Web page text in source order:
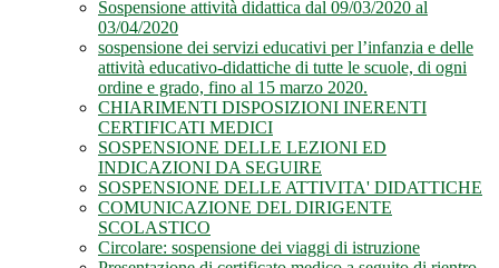
Sospensione attività didattica dal 09/03/2020 al
03/04/2020
sospensione dei servizi educativi per l’infanzia e delle
attività educativo-didattiche di tutte le scuole, di ogni
ordine e grado, fino al 15 marzo 2020.
CHIARIMENTI DISPOSIZIONI INERENTI
CERTIFICATI MEDICI
SOSPENSIONE DELLE LEZIONI ED
INDICAZIONI DA SEGUIRE
SOSPENSIONE DELLE ATTIVITA' DIDATTICHE
COMUNICAZIONE DEL DIRIGENTE
SCOLASTICO
Circolare: sospensione dei viaggi di istruzione